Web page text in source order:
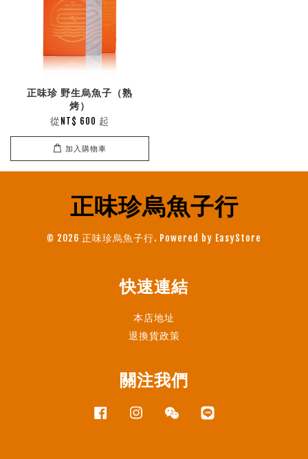
正味珍 野生烏魚子（熟
烤）
從 NT$ 600 起
加入購物車
正味珍烏魚子行
© 2026 正味珍烏魚子行. Powered by EasyStore
快速連結
本店地址
退換貨政策
關注我們
Facebook InstagramWechat